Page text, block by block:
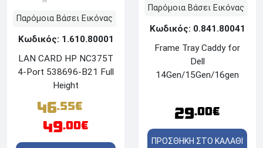
Παρόμοια Βάσει Εικόνας
Κωδικός: 1.610.80001
LAN CARD HP NC375T
4-Port 538696-B21 Full
Height
46.55€
49.00€
Παρόμοια Βάσει Εικόνας
Κωδικός: 0.841.80041
Frame Tray Caddy for
Dell
14Gen/15Gen/16gen
C6420 / T350 / T550 /
R350 / R440 / R450 /
R550 / R650 / R650XS /
29.00€
ΠΡΟΣΘΗΚΗ ΣΤΟ ΚΑΛΑΘΙ